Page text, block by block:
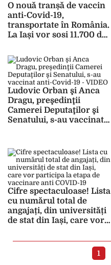
O nouă tranșă de vaccin
anti-Covid-19,
transportate în România.
La Iași vor sosi 11.700 de
Ludovic Orban şi Anca
Dragu, preşedinţii
Camerei Deputaţilor şi
Senatului, s-au vaccinat
Cifre spectaculoase! Lista
cu numărul total de
angajați, din universități
de stat din Iași, care vor
vaccinare anti COVID-19
1